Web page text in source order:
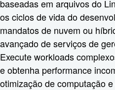
baseadas em arquivos do
os ciclos de vida do
mandatos de nuvem ou
avançado de serviços de
Execute workloads
e obtenha performance
otimização de computação